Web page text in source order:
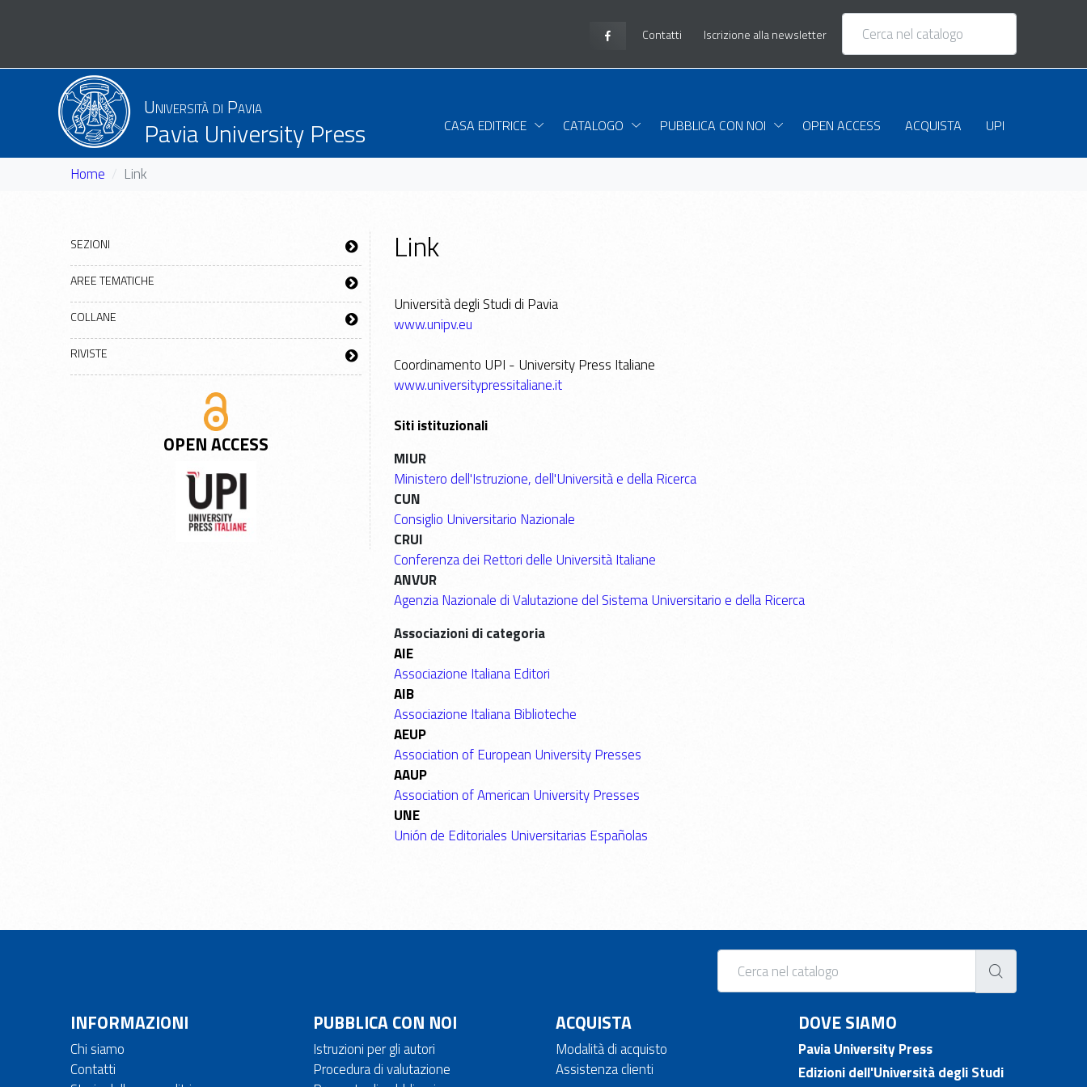
Contatti Iscrizione alla newsletter
Università di Pavia
Pavia University Press CASA EDITRICE CATALOGO PUBBLICA CON NOI OPEN ACCESS ACQUISTA UPI
Home Link
SEZIONI
AREE TEMATICHE
COLLANE
RIVISTE
OPEN ACCESS
Link
Università degli Studi di Pavia
www.unipv.eu
Coordinamento UPI - University Press Italiane
www.universitypressitaliane.it
Siti istituzionali
MIUR
Ministero dell'Istruzione, dell'Università e della Ricerca
CUN
Consiglio Universitario Nazionale
CRUI
Conferenza dei Rettori delle Università Italiane
ANVUR
Agenzia Nazionale di Valutazione del Sistema Universitario e della Ricerca
Associazioni di categoria
AIE
Associazione Italiana Editori
AIB
Associazione Italiana Biblioteche
AEUP
Association of European University Presses
AAUP
Association of American University Presses
UNE
Unión de Editoriales Universitarias Españolas
INFORMAZIONI
Chi siamo
Contatti
PUBBLICA CON NOI
Istruzioni per gli autori
Procedura di valutazione
ACQUISTA
Modalità di acquisto
Assistenza clienti
DOVE SIAMO
Pavia University Press
Edizioni dell'Università degli Studi